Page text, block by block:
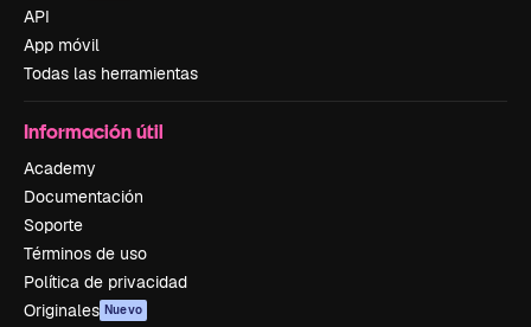
API
App móvil
Todas las herramientas
Información útil
Academy
Documentación
Soporte
Términos de uso
Política de privacidad
Originales Nuevo